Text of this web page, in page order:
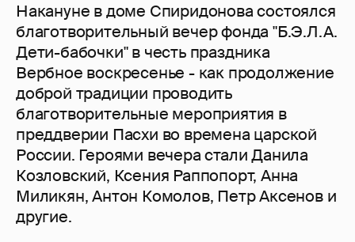
Накануне в доме Спиридонова состоялся
благотворительный вечер фонда "Б.Э.Л.А.
Дети-бабочки" в честь праздника
Вербное воскресенье - как продолжение
доброй традиции проводить
благотворительные мероприятия в
преддверии Пасхи во времена царской
России. Героями вечера стали Данила
Козловский, Ксения Раппопорт, Анна
Миликян, Антон Комолов, Петр Аксенов и
другие.